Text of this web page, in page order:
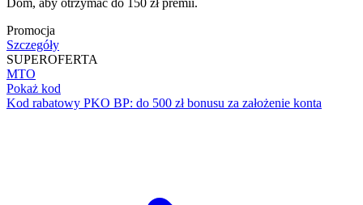
Promocja
Szczegóły
SUPEROFERTA
MTO
Pokaż kod
Kod rabatowy PKO BP: do 500 zł bonusu za założenie konta